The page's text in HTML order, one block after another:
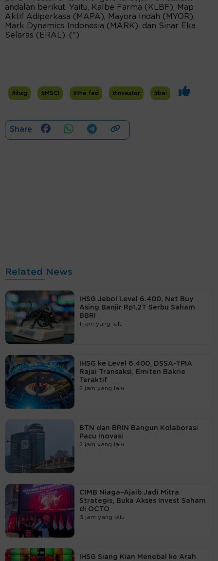
andalan berikut. Yaitu, Kalbe Farma (KLBF), Map
Aktif Adiperkasa (MAPA), Mayora Indah (MYOR),
Mark Dynamics Indonesia (MARK), dan Sinar Eka
Selaras (ERAL). (*)
#ihsg #MSCI #the fed #investor #bei
Share
Related News
IHSG Jebol Level 6.400, Net Buy
Asing Banjir Rp1,2T Serbu Saham
BBRI
1 jam yang lalu
IHSG ke Level 6.400, DSSA-TPIA
Rajai Transaksi, Emiten Bakrie
Teraktif
2 jam yang lalu
BTN dan BRIN Bangun Kolaborasi
Pacu Inovasi
2 jam yang lalu
CIMB Niaga–Ajaib Jadi Mitra
Strategis, Buka Akses Invest Saham
di OCTO
3 jam yang lalu
IHSG Siang Kian Menebal ke Arah